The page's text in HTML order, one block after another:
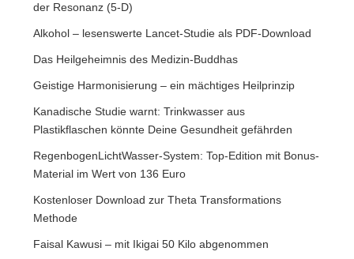
der Resonanz (5-D)
Alkohol – lesenswerte Lancet-Studie als PDF-Download
Das Heilgeheimnis des Medizin-Buddhas
Geistige Harmonisierung – ein mächtiges Heilprinzip
Kanadische Studie warnt: Trinkwasser aus
Plastikflaschen könnte Deine Gesundheit gefährden
RegenbogenLichtWasser-System: Top-Edition mit Bonus-
Material im Wert von 136 Euro
Kostenloser Download zur Theta Transformations
Methode
Faisal Kawusi – mit Ikigai 50 Kilo abgenommen